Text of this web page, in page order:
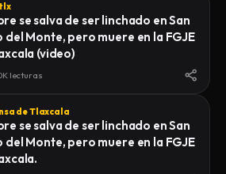
se salva de ser linchado en San
del Monte, pero muere en la FGJE
(video)
lecturas
de Tlaxcala
se salva de ser linchado en San
del Monte, pero muere en la FGJE